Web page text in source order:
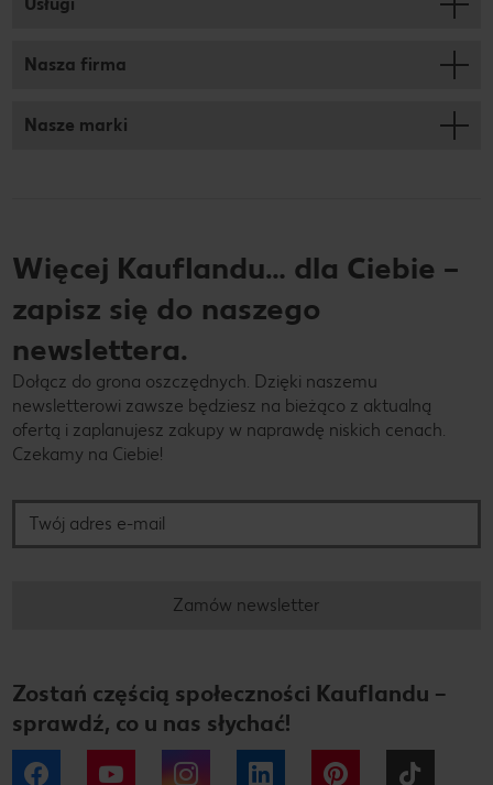
Nasza firma
Nasze marki
Więcej Kauflandu… dla Ciebie –
zapisz się do naszego
newslettera.
Dołącz do grona oszczędnych. Dzięki naszemu
newsletterowi zawsze będziesz na bieżąco z aktualną
ofertą i zaplanujesz zakupy w naprawdę niskich cenach.
Czekamy na Ciebie!
Zamów newsletter
Zostań częścią społeczności Kauflandu –
sprawdź, co u nas słychać!
Facebook YouTube Instagram LinkedIn Pinterest